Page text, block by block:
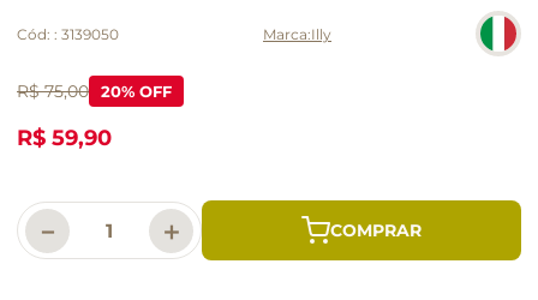
Cód: : 3139050 Illy
R$ 75,00 20% OFF
R$ 59,90
＋
－